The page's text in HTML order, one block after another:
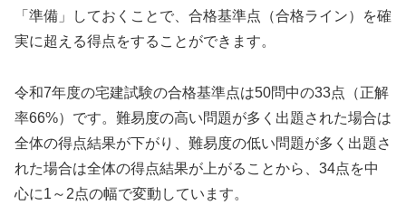
「準備」しておくことで、合格基準点（合格ライン）を確
実に超える得点をすることができます。
令和7年度の宅建試験の合格基準点は50問中の33点（正解
率66%）です。難易度の高い問題が多く出題された場合は
全体の得点結果が下がり、難易度の低い問題が多く出題さ
れた場合は全体の得点結果が上がることから、34点を中
心に1～2点の幅で変動しています。